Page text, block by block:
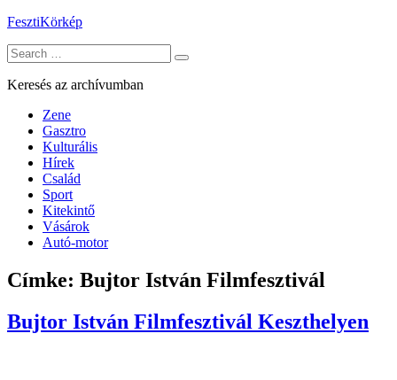
Skip
content
FesztiKörkép
Search
for:
Keresés az archívumban
Zene
Gasztro
Kulturális
Hírek
Család
Sport
Kitekintő
Vásárok
Autó-motor
Címke: Bujtor István Filmfesztivál
Bujtor István Filmfesztivál Keszthelyen